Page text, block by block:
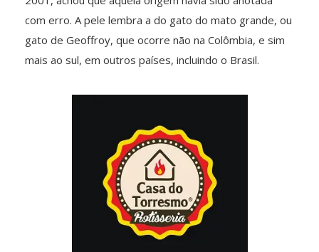
com erro. A pele lembra a do gato do mato grande, ou
gato de Geoffroy, que ocorre não na Colômbia, e sim
mais ao sul, em outros países, incluindo o Brasil.